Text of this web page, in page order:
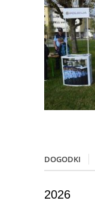
DOGODKI
2026